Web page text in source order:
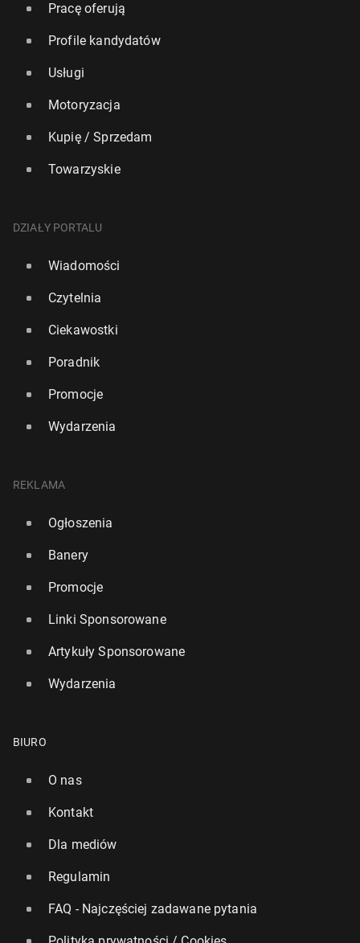
Pracę oferują
Profile kandydatów
Usługi
Motoryzacja
Kupię / Sprzedam
Towarzyskie
DZIAŁY PORTALU
Wiadomości
Czytelnia
Ciekawostki
Poradnik
Promocje
Wydarzenia
REKLAMA
Ogłoszenia
Banery
Promocje
Linki Sponsorowane
Artykuły Sponsorowane
Wydarzenia
BIURO
O nas
Kontakt
Dla mediów
Regulamin
FAQ - Najczęściej zadawane pytania